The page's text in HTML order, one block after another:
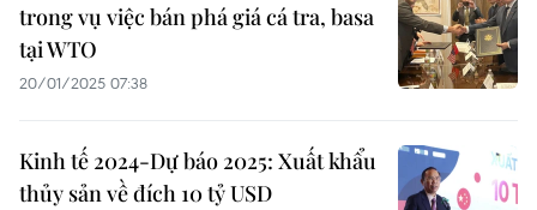
trong vụ việc bán phá giá cá tra, basa
tại WTO
20/01/2025 07:38
Kinh tế 2024-Dự báo 2025: Xuất khẩu
thủy sản về đích 10 tỷ USD